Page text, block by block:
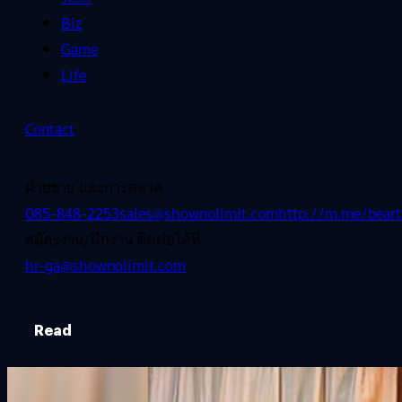
Biz
Game
Life
Contact
ฝ่ายขาย และการตลาด
085-848-2253sales@shownolimit.comhttp://m.me/
สมัครงาน/ฝึกงาน ติดต่อได้ที่
hr-ga@shownolimit.com
Read